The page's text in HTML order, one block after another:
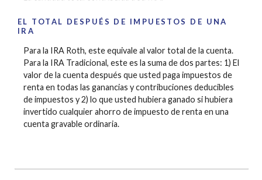
EL TOTAL DESPUÉS DE IMPUESTOS DE UNA
IRA
Para la IRA Roth, este equivale al valor total de la cuenta.
Para la IRA Tradicional, este es la suma de dos partes: 1) El
valor de la cuenta después que usted paga impuestos de
renta en todas las ganancias y contribuciones deducibles
de impuestos y 2) lo que usted hubiera ganado si hubiera
invertido cualquier ahorro de impuesto de renta en una
cuenta gravable ordinaria.